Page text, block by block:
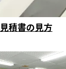
見積書の見方